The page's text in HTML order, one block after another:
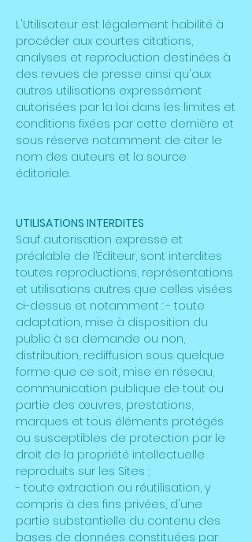
L'Utilisateur est légalement habilité à
procéder aux courtes citations,
analyses et reproduction destinées à
des revues de presse ainsi qu'aux
autres utilisations expressément
autorisées par la loi dans les limites et
conditions fixées par cette dernière et
sous réserve notamment de citer le
nom des auteurs et la source
éditoriale.
UTILISATIONS INTERDITES
Sauf autorisation expresse et
préalable de l’Éditeur, sont interdites
toutes reproductions, représentations
et utilisations autres que celles visées
ci-dessus et notamment : - toute
adaptation, mise à disposition du
public à sa demande ou non,
distribution, rediffusion sous quelque
forme que ce soit, mise en réseau,
communication publique de tout ou
partie des œuvres, prestations,
marques et tous éléments protégés
ou susceptibles de protection par le
droit de la propriété intellectuelle
reproduits sur les Sites ;
- toute extraction ou réutilisation, y
compris à des fins privées, d'une
partie substantielle du contenu des
bases de données constituées par